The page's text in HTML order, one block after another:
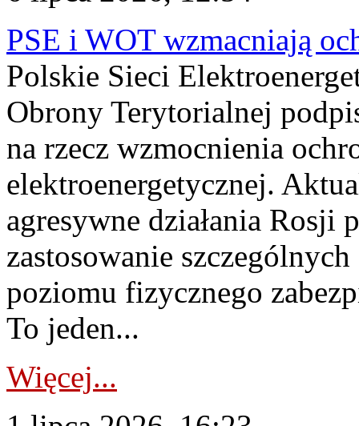
PSE i WOT wzmacniają
Polskie Sieci
Obrony Terytorialnej
na rzecz wzmocnienia
elektroenergetycznej.
agresywne działania Rosji
zastosowanie
poziomu fizycznego
To jeden...
Więcej...